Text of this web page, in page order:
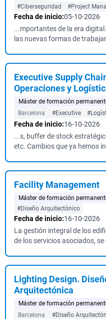
#Ciberseguridad
#Project
Fecha de inicio:05-10-2026
...mportantes de la era
las nuevas formas de
Executive Supply
Operaciones y
Máster de formación
Barcelona
#Executive
Fecha de inicio:16-10-2026
...s, buffer de stock
etc. Cambios que ya hemos
Facility Management
Máster de formación
#Diseño Arquitectónico
Fecha de inicio:16-10-2026
La gestión integral de los
de los servicios asociados, se
Lighting Design.
Arquitectónica
Máster de formación
Barcelona
#Diseño